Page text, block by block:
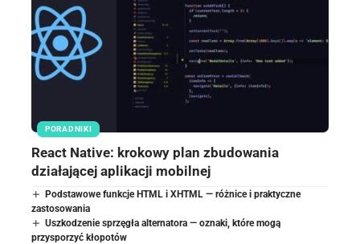
PORADNIKI
React Native: krokowy plan zbudowania
działającej aplikacji mobilnej
Podstawowe funkcje HTML i XHTML — różnice i praktyczne
zastosowania
Uszkodzenie sprzęgła alternatora — oznaki, które mogą
przysporzyć kłopotów